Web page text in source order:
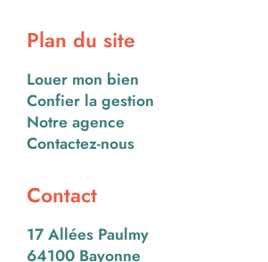
Plan du site
Louer mon bien
Confier la gestion
Notre agence
Contactez-nous
Contact
17 Allées Paulmy
64100 Bayonne